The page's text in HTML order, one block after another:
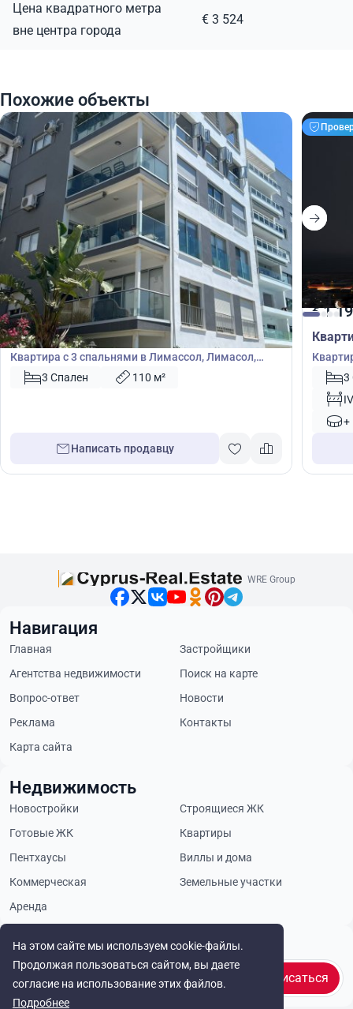
Цена квадратного метра
вне центра города
€ 3 524
Похожие объекты
€1 200 000
Квартира
Квартира с 3 спальнями в Лимассол, Лимасол,
Кипр № 42389
3 Спален 110 м²
Написать продавцу
€1
3
На этом сайте мы используем cookie-файлы.
Продолжая пользоваться сайтом, вы даете
согласие на использование этих файлов.
Подробнее
WRE Group
Будьте в курсе
Подписаться
Навигация
Главная
Застройщики
Агентства недвижимости
Поиск на карте
Вопрос-ответ
Новости
Реклама
Контакты
Карта сайта
Недвижимость
Новостройки
Строящиеся ЖК
Готовые ЖК
Квартиры
Пентхаусы
Виллы и дома
Коммерческая
Земельные участки
Аренда